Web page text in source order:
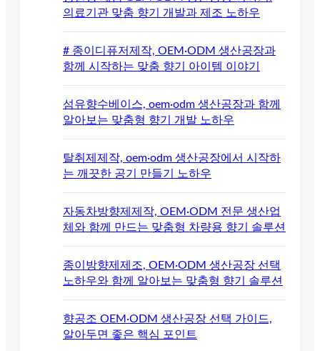
의료기관 맞춤 향기 개발과 제조 노하우
# 종이디퓨저제작, OEM·ODM 생산공장과
함께 시작하는 맞춤 향기 아이템 이야기
섬유향수베이스, oem·odm 생산공장과 함께
알아보는 맞춤형 향기 개발 노하우
탈취제제작, oem·odm 생산공장에서 시작하
는 깨끗한 공기 만들기 노하우
자동차방향제제작, OEM·ODM 전문 생산업
체와 함께 만드는 맞춤형 차량용 향기 솔루션
종이방향제제조, OEM·ODM 생산공장 선택
노하우와 함께 알아보는 맞춤형 향기 솔루션
향공조 OEM·ODM 생산공장 선택 가이드,
알아두면 좋은 핵심 포인트